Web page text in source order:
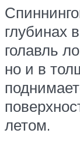
глубинах
голавль
но и в
летом.